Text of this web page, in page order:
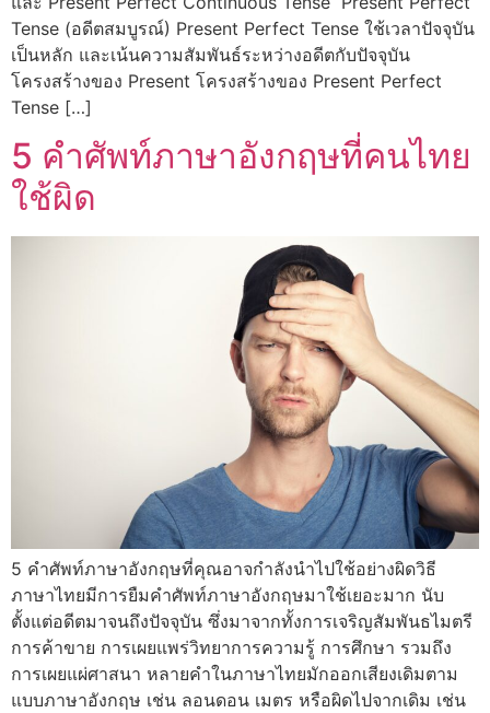
Tense (อดีตสมบูรณ์) Present Perfect Tense ใช้เวลาปัจจุบัน
เป็นหลัก และเน้นความสัมพันธ์ระหว่างอดีตกับปัจจุบัน
โครงสร้างของ Present โครงสร้างของ Present Perfect
Tense […]
5 คำศัพท์ภาษาอังกฤษที่คนไทย
ใช้ผิด
5 คำศัพท์ภาษาอังกฤษที่คุณอาจกำลังนำไปใช้อย่างผิดวิธี
ภาษาไทยมีการยืมคำศัพท์ภาษาอังกฤษมาใช้เยอะมาก นับ
ตั้งแต่อดีตมาจนถึงปัจจุบัน ซึ่งมาจากทั้งการเจริญสัมพันธไมตรี
การค้าขาย การเผยแพร่วิทยาการความรู้ การศึกษา รวมถึง
การเผยแผ่ศาสนา หลายคำในภาษาไทยมักออกเสียงเดิมตาม
แบบภาษาอังกฤษ เช่น ลอนดอน เมตร หรือผิดไปจากเดิม เช่น